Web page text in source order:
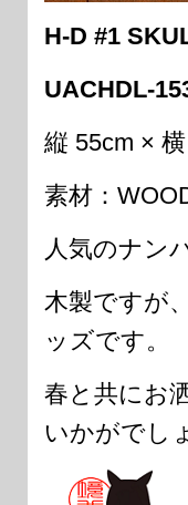
H-D #1
UACHDL-
縦 55cm ×
素材：
人気のナン
木製ですが
ッズです。
春と共にお
いかがでし